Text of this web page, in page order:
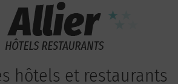
hôtels et restaurants